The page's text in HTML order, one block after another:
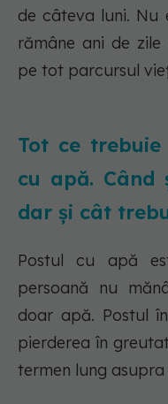
de câteva luni. Nu
rămâne ani de
pe tot parcursul
Tot ce
cu apă. Când
dar și cât
Postul cu apă
persoană nu
doar apă. Postul
pierderea în
termen lung